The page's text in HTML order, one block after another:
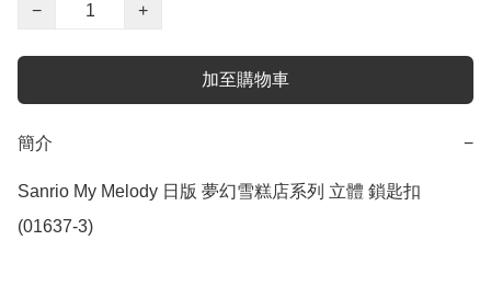
−
+
加至購物車
簡介 −
Sanrio My Melody 日版 夢幻雪糕店系列 立體 鎖匙扣
(01637-3)